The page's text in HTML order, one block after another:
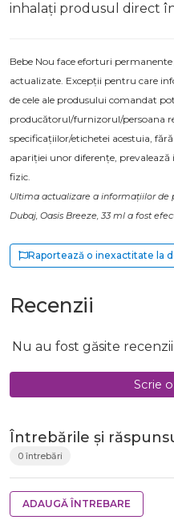
inhalați produsul direct
Bebe Nou face eforturi
actualizate. Excepții pentru care
de cele ale produsului comandat
producătorul/furnizorul/persoana
specificațiilor/etichetei acestuia,
apariției unor diferențe,
fizic.
Ultima actualizare a informațiilor de
Dubaj, Oasis Breeze, 33 ml a fost
Raportează o inexactitate la
Recenzii
Nu au fost găsite recenzii
Scrie
Întrebările și
0 întrebări
ADAUGĂ ÎNTREBARE